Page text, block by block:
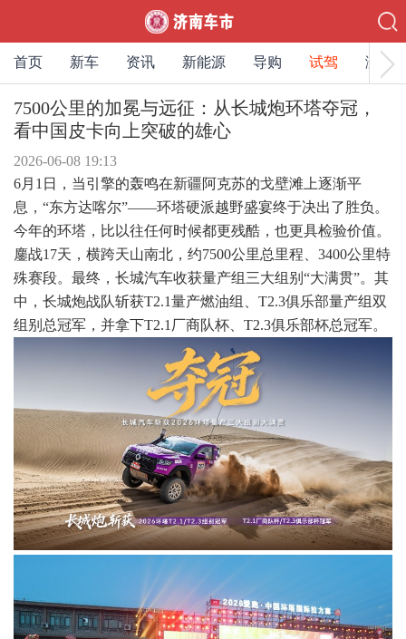
首页 新车 资讯 新能源 导购 试驾 测评
7500公里的加冕与远征：从长城炮环塔夺冠，
看中国皮卡向上突破的雄心
2026-06-08 19:13
6月1日，当引擎的轰鸣在新疆阿克苏的戈壁滩上逐渐平
息，“东方达喀尔”——环塔硬派越野盛宴终于决出了胜负。
今年的环塔，比以往任何时候都更残酷，也更具检验价值。
鏖战17天，横跨天山南北，约7500公里总里程、3400公里特
殊赛段。最终，长城汽车收获量产组三大组别“大满贯”。其
中，长城炮战队斩获T2.1量产燃油组、T2.3俱乐部量产组双
组别总冠军，并拿下T2.1厂商队杯、T2.3俱乐部杯总冠军。